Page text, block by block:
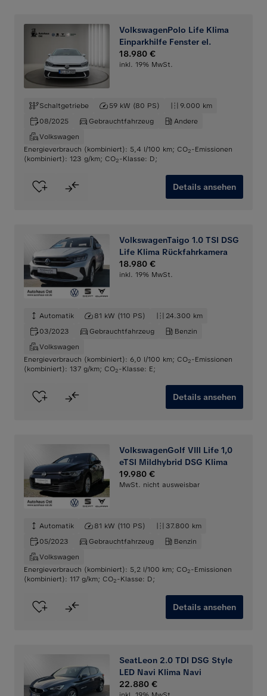
VolkswagenPolo Life Klima
Einparkhilfe Fenster el.
18.980 €
inkl. 19% MwSt.
Schaltgetriebe 59 kW (80 PS)
9.000 km
08/2025
Gebrauchtfahrzeug
Andere
Volkswagen
Energieverbrauch (kombiniert): 5,4 l/100 km; CO2-Emissionen
(kombiniert): 123 g/km; CO2-Klasse: D;
Details ansehen
VolkswagenTaigo 1.0 TSI DSG
Life Klima Rückfahrkamera
18.980 €
inkl. 19% MwSt.
Automatik 81 kW (110 PS)
24.300 km
03/2023
Gebrauchtfahrzeug
Benzin
Volkswagen
Energieverbrauch (kombiniert): 6,0 l/100 km; CO2-Emissionen
(kombiniert): 137 g/km; CO2-Klasse: E;
Details ansehen
VolkswagenGolf VIII Life 1,0
eTSI Mildhybrid DSG Klima
19.980 €
MwSt. nicht ausweisbar
Automatik 81 kW (110 PS)
37.800 km
05/2023
Gebrauchtfahrzeug
Benzin
Volkswagen
Energieverbrauch (kombiniert): 5,2 l/100 km; CO2-Emissionen
(kombiniert): 117 g/km; CO2-Klasse: D;
Details ansehen
SeatLeon 2.0 TDI DSG Style
LED Navi Klima Navi
22.880 €